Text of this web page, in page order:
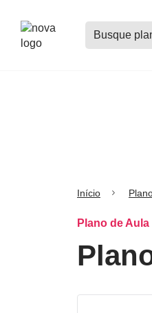
Buscar
planos
Início
Plano de Aula